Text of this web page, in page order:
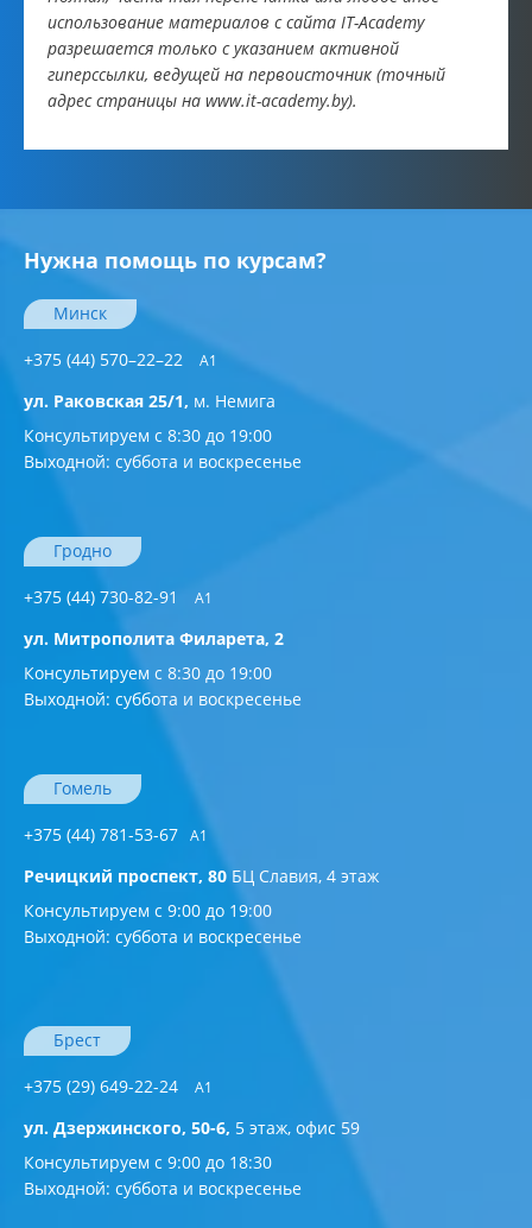
использование материалов с сайта IT-Academy
разрешается только с указанием активной
гиперссылки, ведущей на первоисточник (точный
адрес страницы на www.it-academy.by).
Нужна помощь по курсам?
Минск
+375 (44) 570–22–22 A1
ул. Раковская 25/1, м. Немига
Консультируем с 8:30 до 19:00
Выходной: суббота и воскресенье
Гродно
+375 (44) 730-82-91 A1
ул. Митрополита Филарета, 2
Консультируем с 8:30 до 19:00
Выходной: суббота и воскресенье
Гомель
+375 (44) 781-53-67 A1
Речицкий проспект, 80 БЦ Славия, 4 этаж
Консультируем с 9:00 до 19:00
Выходной: суббота и воскресенье
Брест
+375 (29) 649-22-24 А1
ул. Дзержинского, 50-6, 5 этаж, офис 59
Консультируем с 9:00 до 18:30
Выходной: суббота и воскресенье